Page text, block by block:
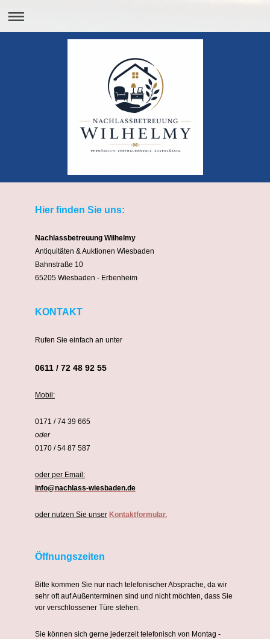
Hier finden Sie uns:
Nachlassbetreuung Wilhelmy
Antiquitäten & Auktionen Wiesbaden
Bahnstraße 10
65205 Wiesbaden - Erbenheim
KONTAKT
Rufen Sie einfach an unter
0611 / 72 48 92 55
Mobil:
0171 / 74 39 665
oder
0170 / 54 87 587
oder per Email:
info@nachlass-wiesbaden.de
oder nutzen Sie unser Kontaktformular.
Öffnungszeiten
Bitte kommen Sie nur nach telefonischer Absprache, da wir
sehr oft auf Außenterminen sind und nicht möchten, dass Sie
vor verschlossener Türe stehen.
Sie können sich gerne jederzeit telefonisch von Montag -